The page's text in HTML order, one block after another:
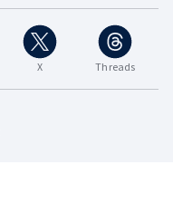
X Threads